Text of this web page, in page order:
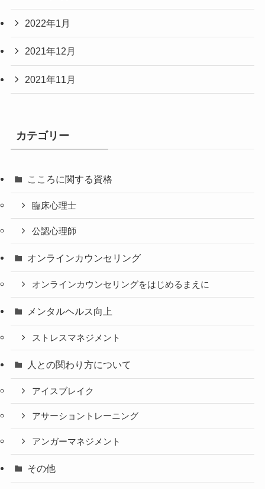
2022年1月
2021年12月
2021年11月
カテゴリー
こころに関する資格
臨床心理士
公認心理師
オンラインカウンセリング
オンラインカウンセリングをはじめるまえに
メンタルヘルス向上
ストレスマネジメント
人との関わり方について
アイスブレイク
アサーショントレーニング
アンガーマネジメント
その他